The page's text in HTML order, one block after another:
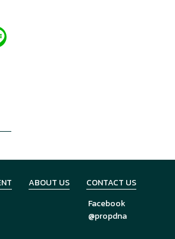
ABOUT US
CONTACT US
Facebook
@propdna